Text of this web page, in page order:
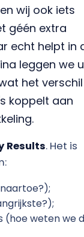
wij ook iets
géén extra
echt helpt in
leggen we
het
koppelt aan
Results. Het is
(hoe weten we